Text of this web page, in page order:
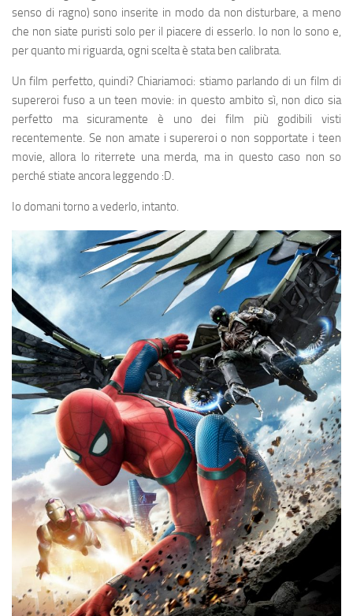
senso di ragno) sono inserite in modo da non disturbare, a meno
che non siate puristi solo per il piacere di esserlo. Io non lo sono e,
per quanto mi riguarda, ogni scelta è stata ben calibrata.
Un film perfetto, quindi? Chiariamoci: stiamo parlando di un film di
supereroi fuso a un teen movie: in questo ambito sì, non dico sia
perfetto ma sicuramente è uno dei film più godibili visti
recentemente. Se non amate i supereroi o non sopportate i teen
movie, allora lo riterrete una merda, ma in questo caso non so
perché stiate ancora leggendo :D.
Io domani torno a vederlo, intanto.